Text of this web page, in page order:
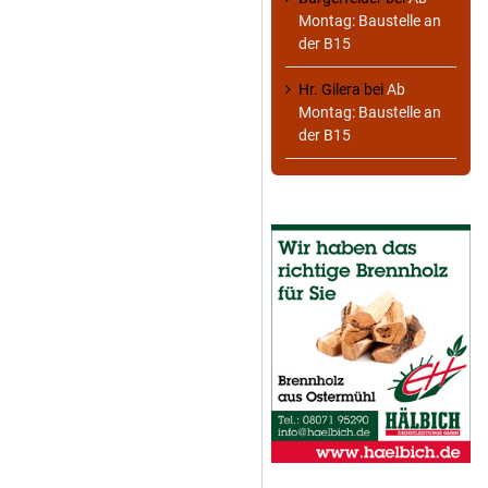
Montag: Baustelle an
der B15
Hr. Gilera beiAb
Montag: Baustelle an
der B15